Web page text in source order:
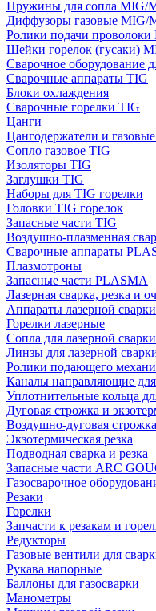
Пружины для сопла MIG/
Диффузоры газовые MIG/
Ролики подачи
Шейки горелок (гусаки)
Сварочное оборудование
Сварочные аппараты TIG
Блоки охлаждения
Сварочные горелки TIG
Цанги
Цангодержатели и
Сопло газовое TIG
Изоляторы TIG
Заглушки TIG
Наборы для TIG горелки
Головки TIG горелок
Запасные части TIG
Воздушно-плазменная
Сварочные аппараты
Плазмотроны
Запасные части PLASMA
Лазерная сварка, резка и
Аппараты лазерной сварки
Горелки лазерные
Сопла для лазерной сварки
Линзы для лазерной
Ролики подающего
Каналы направляющие для
Уплотнительные кольца
Дуговая строжка и
Воздушно-дуговая
Экзотермическая резка
Подводная сварка и резка
Запасные части ARC
Газосварочное
Резаки
Горелки
Запчасти к резакам и
Редукторы
Газовые вентили для
Рукава напорные
Баллоны для газосварки
Манометры